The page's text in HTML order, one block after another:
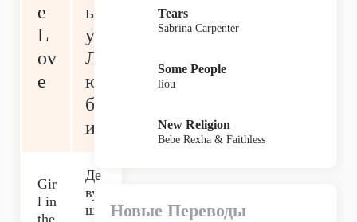
e
L
ov
e
ьк
у
Л
ю
бв
и
Gir
l in
the
Де
ву
шк
Tears
Sabrina Carpenter
Some People
liou
New Religion
Bebe Rexha & Faithless
Новые Переводы